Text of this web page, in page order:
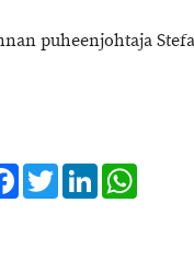
puheenjohtaja
Facebook
TwitterLinkedIn